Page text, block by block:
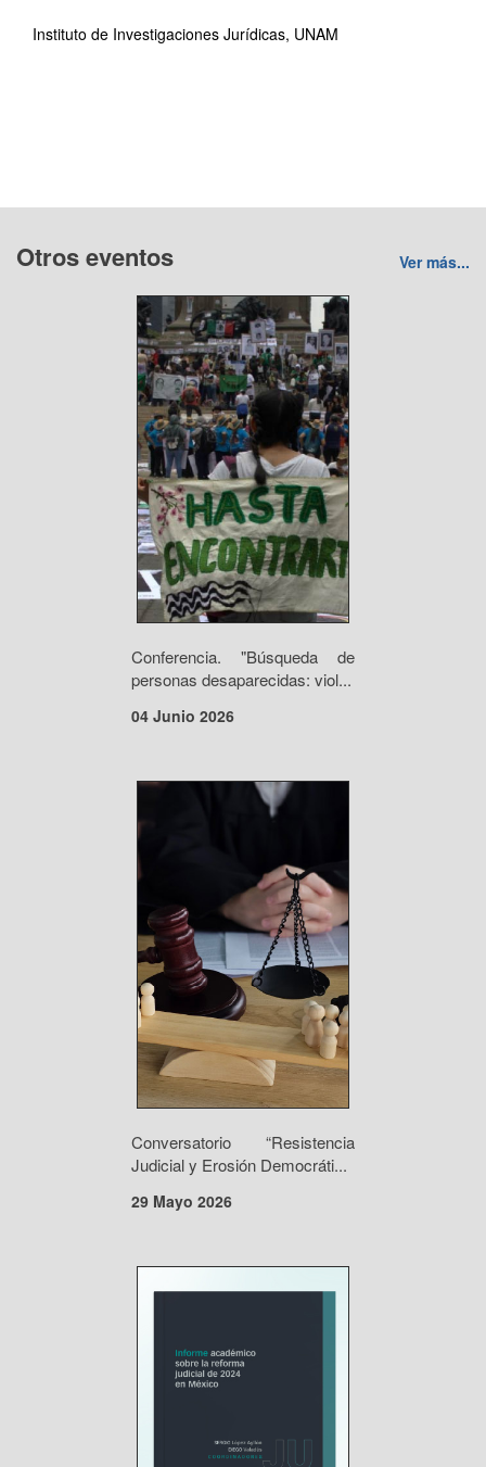
Instituto de Investigaciones Jurídicas, UNAM
Otros eventos Ver más...
Conferencia. "Búsqueda de
personas desaparecidas: viol...
04 Junio 2026
Conversatorio “Resistencia
Judicial y Erosión Democráti...
29 Mayo 2026